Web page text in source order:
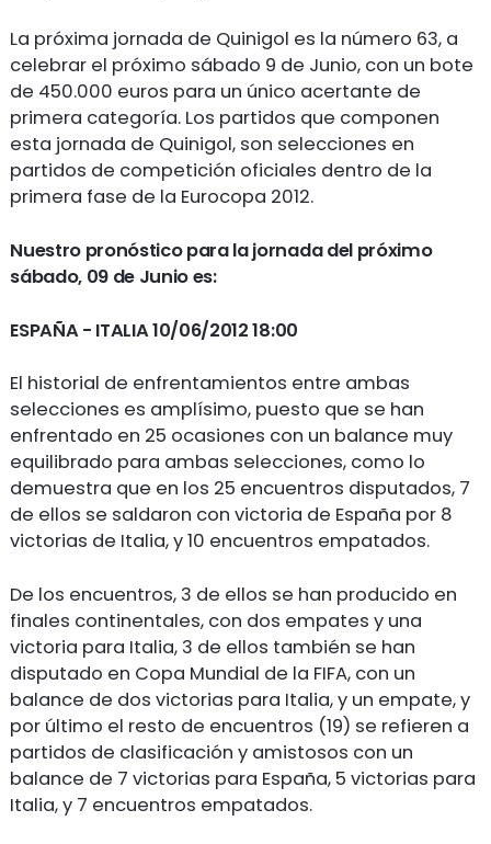
La próxima jornada de Quinigol es la número 63, a
celebrar el próximo sábado 9 de Junio, con un bote
de 450.000 euros para un único acertante de
primera categoría. Los partidos que componen
esta jornada de Quinigol, son selecciones en
partidos de competición oficiales dentro de la
primera fase de la Eurocopa 2012.
Nuestro pronóstico para la jornada del próximo
sábado, 09 de Junio es:
ESPAÑA - ITALIA 10/06/2012 18:00
El historial de enfrentamientos entre ambas
selecciones es amplísimo, puesto que se han
enfrentado en 25 ocasiones con un balance muy
equilibrado para ambas selecciones, como lo
demuestra que en los 25 encuentros disputados, 7
de ellos se saldaron con victoria de España por 8
victorias de Italia, y 10 encuentros empatados.
De los encuentros, 3 de ellos se han producido en
finales continentales, con dos empates y una
victoria para Italia, 3 de ellos también se han
disputado en Copa Mundial de la FIFA, con un
balance de dos victorias para Italia, y un empate, y
por último el resto de encuentros (19) se refieren a
partidos de clasificación y amistosos con un
balance de 7 victorias para España, 5 victorias para
Italia, y 7 encuentros empatados.